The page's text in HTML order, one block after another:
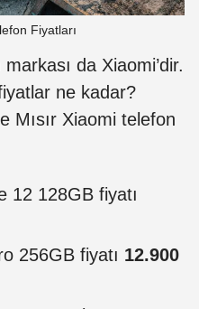
Fiyatları
da Xiaomi’dir.
ne kadar?
Mısır Xiaomi telefon
12 128GB fiyatı
256GB fiyatı 12.900